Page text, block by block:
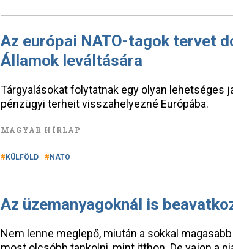
Az európai NATO-tagok tervet
Államok leváltására
Tárgyalásokat folytatnak egy olyan lehetséges
pénzügyi terheit visszahelyezné Európába.
MAGYAR HÍRLAP
KÜLFÖLD NATO
Az üzemanyagoknál is
Nem lenne meglepő, miután a sokkal